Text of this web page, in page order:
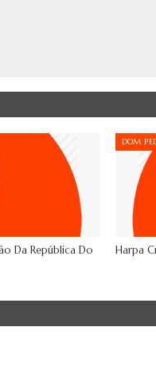
Da República Do
DOM
Harpa